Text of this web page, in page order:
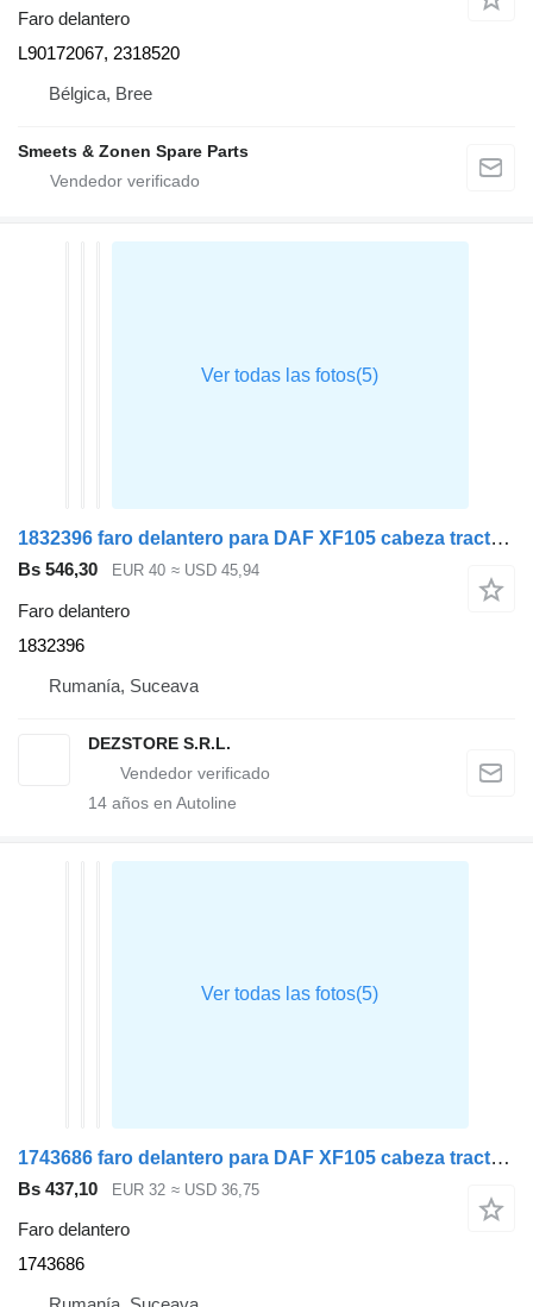
Faro delantero
L90172067, 2318520
Bélgica, Bree
Smeets & Zonen Spare Parts
1832396 faro delantero para DAF XF105 cabeza tractora
Bs 546,30 EUR 40 ≈ USD 45,94
Faro delantero
1832396
Rumanía, Suceava
DEZSTORE S.R.L.
14 años en Autoline
1743686 faro delantero para DAF XF105 cabeza tractora
Bs 437,10 EUR 32 ≈ USD 36,75
Faro delantero
1743686